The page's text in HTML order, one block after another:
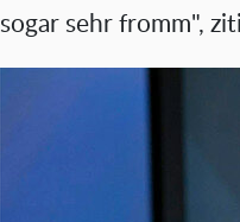
sogar sehr fromm",